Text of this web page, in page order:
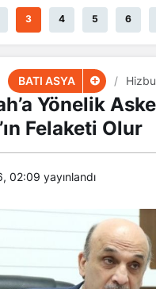
3 4 5 6
BATI ASYA
Yönelik
Felaketi Olur
02:09 yayınlandı